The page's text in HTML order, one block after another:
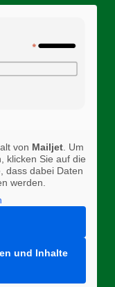
von Mailjet. Um
klicken Sie auf die
dass dabei Daten
werden.
und Inhalte